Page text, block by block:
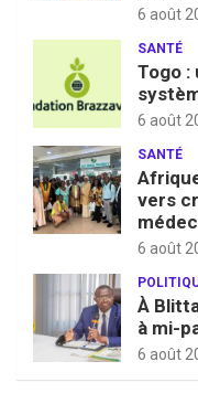
6 août
SANTÉ
Togo
6 août
SANTÉ
vers
6 août
À
à mi-
6 août